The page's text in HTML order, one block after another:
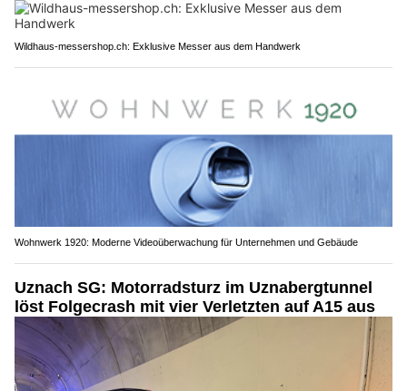
Wildhaus-messershop.ch: Exklusive Messer aus dem Handwerk
Wohnwerk 1920: Moderne Videoüberwachung für Unternehmen und Gebäude
Uznach SG: Motorradsturz im Uznabergtunnel
löst Folgecrash mit vier Verletzten auf A15 aus